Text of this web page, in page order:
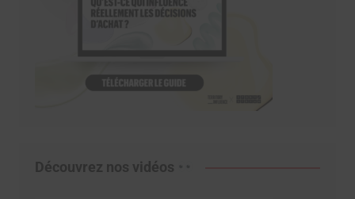
Découvrez nos vidéos